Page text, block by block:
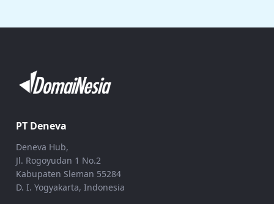
PT Deneva
Deneva Hub,
Jl. Rogoyudan 1 No.2
Kabupaten Sleman 55284
D. I. Yogyakarta, Indonesia